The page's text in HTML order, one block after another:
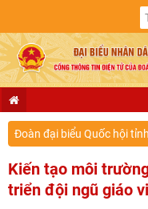
Đoàn đại biểu Quốc hội tỉnh
Kiến tạo môi
triển đội ngũ giáo